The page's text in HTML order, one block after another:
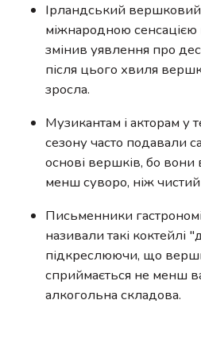
Ірландський вершковий
міжнародною
змінив уявлення про
після цього хвиля
зросла.
Музикантам і акторам у
сезону часто подавали
основі вершків, бо
менш суворо, ніж чистий
Письменники
називали такі коктейлі
підкреслюючи, що
сприймається не менш
алкогольна складова.